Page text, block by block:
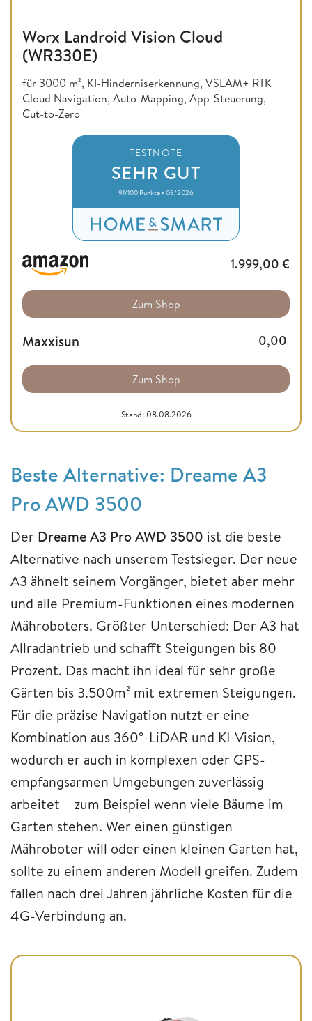
Worx Landroid Vision Cloud
(WR330E)
für 3000 m², KI-Hinderniserkennung, VSLAM+ RTK
Cloud Navigation, Auto-Mapping, App-Steuerung,
Cut-to-Zero
TESTNOTE
SEHR GUT
91/100 Punkte • 03/2026
1.999,00 €
Zum Shop
Maxxisun 0,00
Zum Shop
Stand: 08.08.2026
Beste Alternative: Dreame A3
Pro AWD 3500
Der Dreame A3 Pro AWD 3500 ist die beste
Alternative nach unserem Testsieger. Der neue
A3 ähnelt seinem Vorgänger, bietet aber mehr
und alle Premium-Funktionen eines modernen
Mähroboters. Größter Unterschied: Der A3 hat
Allradantrieb und schafft Steigungen bis 80
Prozent. Das macht ihn ideal für sehr große
Gärten bis 3.500m² mit extremen Steigungen.
Für die präzise Navigation nutzt er eine
Kombination aus 360°-LiDAR und KI-Vision,
wodurch er auch in komplexen oder GPS-
empfangsarmen Umgebungen zuverlässig
arbeitet – zum Beispiel wenn viele Bäume im
Garten stehen. Wer einen günstigen
Mähroboter will oder einen kleinen Garten hat,
sollte zu einem anderen Modell greifen. Zudem
fallen nach drei Jahren jährliche Kosten für die
4G-Verbindung an.